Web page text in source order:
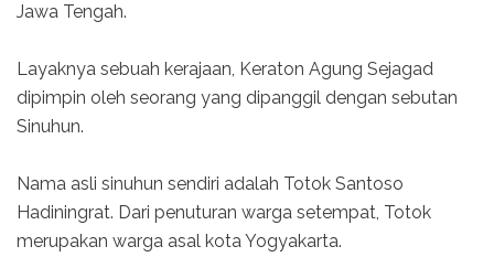
Jawa Tengah.
Layaknya sebuah kerajaan, Keraton Agung Sejagad
dipimpin oleh seorang yang dipanggil dengan sebutan
Sinuhun.
Nama asli sinuhun sendiri adalah Totok Santoso
Hadiningrat. Dari penuturan warga setempat, Totok
merupakan warga asal kota Yogyakarta.